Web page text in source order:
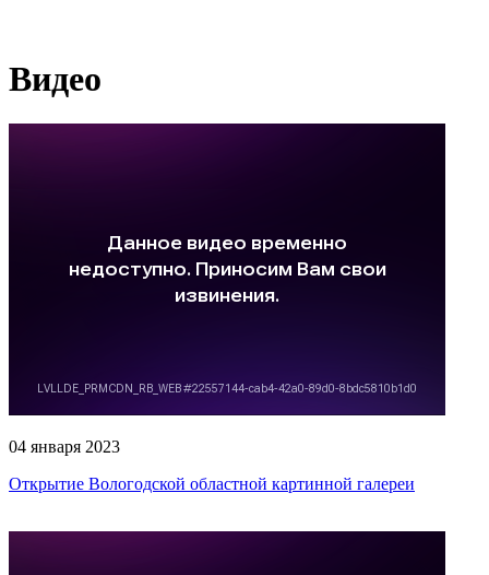
Видео
04 января 2023
Открытие Вологодской областной картинной галереи